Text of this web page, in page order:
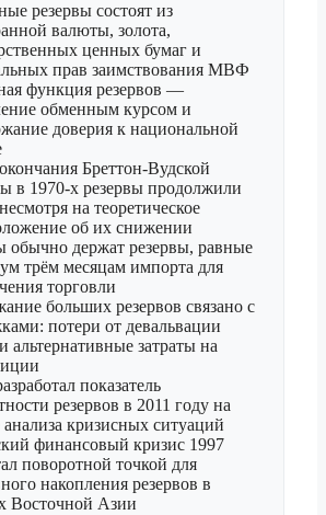
резервы состоят из
валюты, золота,
ценных бумаг и
прав заимствования МВФ
функция резервов —
обменным курсом и
доверия к национальной
Бреттон-Вудской
в 1970-х резервы продолжили
на теоретическое
об их снижении
обычно держат резервы, равные
трём месяцам импорта для
торговли
больших резервов связано с
потери от девальвации
альтернативные затраты на
показатель
резервов в 2011 году на
анализа кризисных ситуаций
финансовый кризис 1997
поворотной точкой для
накопления резервов в
Восточной Азии